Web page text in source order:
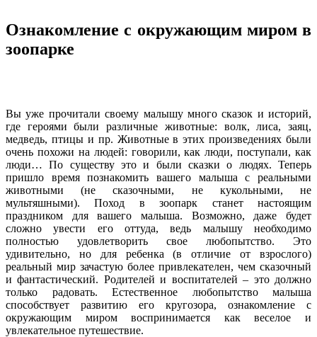
Ознакомление с окружающим миром в
зоопарке
Вы уже прочитали своему малышу много сказок и историй,
где героями были различные животные: волк, лиса, заяц,
медведь, птицы и пр. Животные в этих произведениях были
очень похожи на людей: говорили, как люди, поступали, как
люди… По существу это и были сказки о людях. Теперь
пришло время познакомить вашего малыша с реальными
животными (не сказочными, не кукольными, не
мультяшными). Поход в зоопарк станет настоящим
праздником для вашего малыша. Возможно, даже будет
сложно увести его оттуда, ведь малышу необходимо
полностью удовлетворить свое любопытство. Это
удивительно, но для ребенка (в отличие от взрослого)
реальный мир зачастую более привлекателен, чем сказочный
и фантастический. Родителей и воспитателей – это должно
только радовать. Естественное любопытство малыша
способствует развитию его кругозора, ознакомление с
окружающим миром воспринимается как веселое и
увлекательное путешествие.